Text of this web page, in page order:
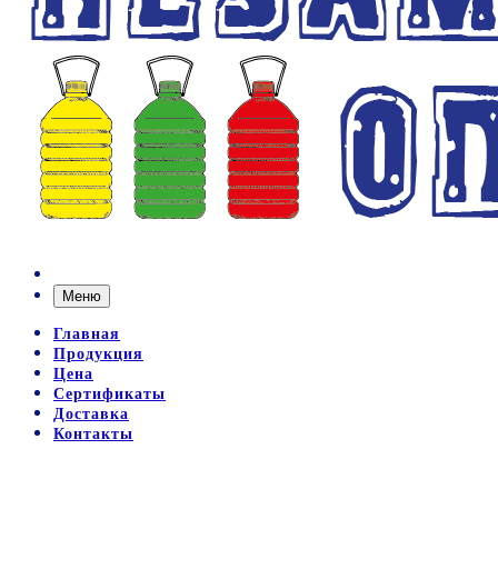
Меню
Главная
Продукция
Цена
Сертификаты
Доставка
Контакты